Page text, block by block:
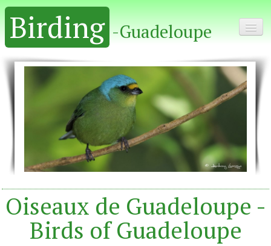
Birding -Guadeloupe
Home - Accueil
Album
Oiseaux de Guadeloupe -
Birds of Guadeloupe